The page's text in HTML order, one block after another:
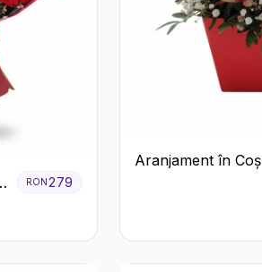
RON279
Aranjament în Coș